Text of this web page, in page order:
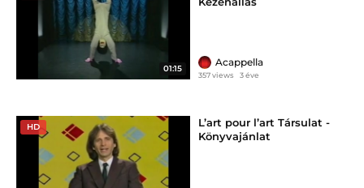
01:15
Acappella
357 views 3 éve
HD
L’art pour l’art Társulat -
Könyvajánlat